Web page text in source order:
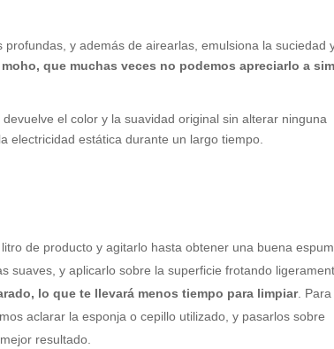
y además de airearlas, emulsiona la suciedad
que muchas veces no podemos apreciarlo a
el color y la suavidad original sin alterar ninguna
electricidad estática durante un largo tiempo.
de producto y agitarlo hasta obtener una buena
suaves, y aplicarlo sobre la superficie frotando
lo que te llevará menos tiempo para limpiar. Para
aclarar la esponja o cepillo utilizado, y pasarlos sobre
resultado.